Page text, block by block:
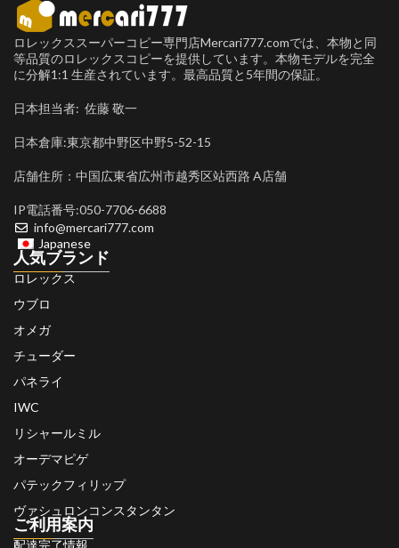
ロレックススーパーコピー専門店Mercari777.comでは、本物と同
等品質のロレックスコピーを提供しています。本物モデルを完全
に分解1:1 生産されています。最高品質と5年間の保証。
日本担当者: 佐藤 敬一
日本倉庫:東京都中野区中野5-52-15
店舗住所：中国広東省広州市越秀区站西路 A店舗
IP電話番号:050-7706-6688
info@mercari777.com
Japanese
人気ブランド
ロレックス
ウブロ
オメガ
チューダー
パネライ
IWC
リシャールミル
オーデマピゲ
パテックフィリップ
ヴァシュロンコンスタンタン
ご利用案内